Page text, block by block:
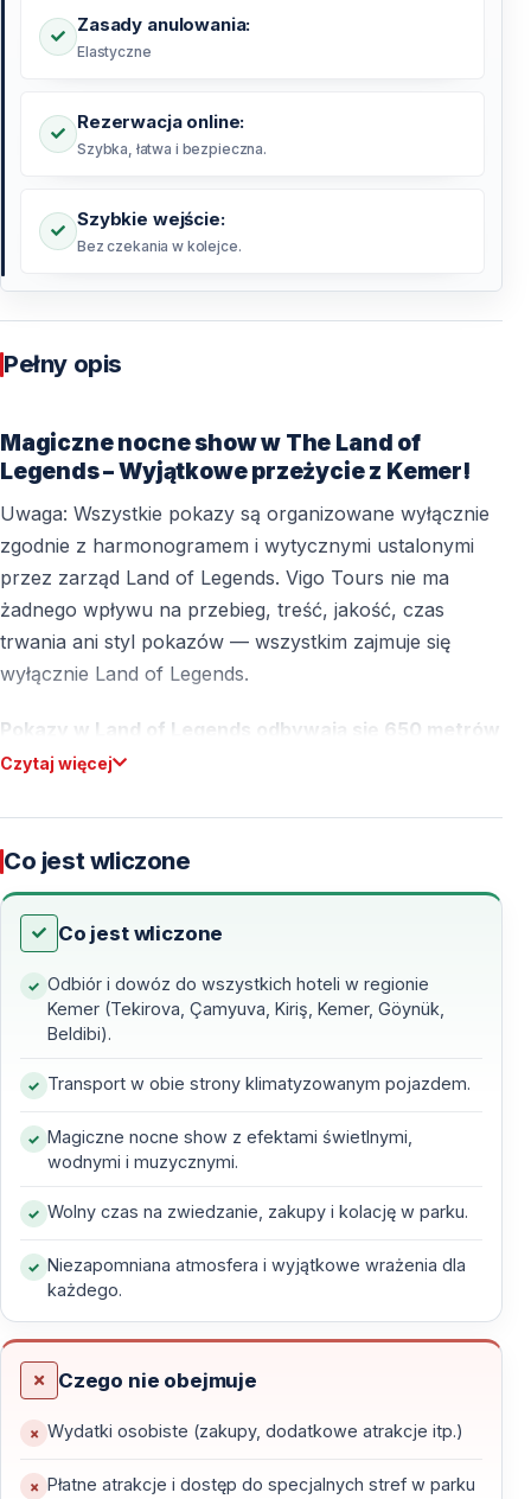
Zasady anulowania:
Elastyczne
Rezerwacja online:
Szybka, łatwa i bezpieczna.
Szybkie wejście:
Bez czekania w kolejce.
Pełny opis
Magiczne nocne show w The Land of
Legends – Wyjątkowe przeżycie z Kemer!
Uwaga: Wszystkie pokazy są organizowane wyłącznie
zgodnie z harmonogramem i wytycznymi ustalonymi
przez zarząd Land of Legends. Vigo Tours nie ma
żadnego wpływu na przebieg, treść, jakość, czas
trwania ani styl pokazów — wszystkim zajmuje się
wyłącznie Land of Legends.
Pokazy w Land of Legends odbywają się 650 metrów
od wejścia, przy fontannie i kanale. Nie ma wjazdu
Jeśli jesteś na wakacjach w
Camyuva, Kiris, Goynuk lub Beldibi
niezapomnianego wieczoru,
of Legendsto wydarzenie, którego nie możesz
przegapić! To niezwykłe widowisko łączy światła,
muzykę, wodne efekty i spektakularne występy
artystów, tworząc niezapomnianą atmosferę.
Dlaczego warto zobaczyć nocny pokaz w
The Land of Legends?
Zapierające dech w piersiach widowisko
świetlne, muzyka i woda w doskonałej synchronizacji.
bajkowy świat, który zachwyci każdego.
Idealne dla każdego
jak i dorosłych.
Doskonała organizacja
– wygodny transport z Kemer i
okolicznych miejscowości.
Czas wolny w parku – możliwość zwiedzania,
Czytaj więcej
Co jest wliczone
Co jest wliczone
Odbiór i dowóz do wszystkich hoteli w regionie
Kemer (Tekirova, Çamyuva, Kiriş, Kemer, Göynük,
Beldibi).
Transport w obie strony klimatyzowanym pojazdem.
Magiczne nocne show z efektami świetlnymi,
wodnymi i muzycznymi.
Wolny czas na zwiedzanie, zakupy i kolację w parku.
Niezapomniana atmosfera i wyjątkowe wrażenia dla
każdego.
Czego nie obejmuje
Wydatki osobiste (zakupy, dodatkowe atrakcje itp.)
Płatne atrakcje i dostęp do specjalnych stref w parku